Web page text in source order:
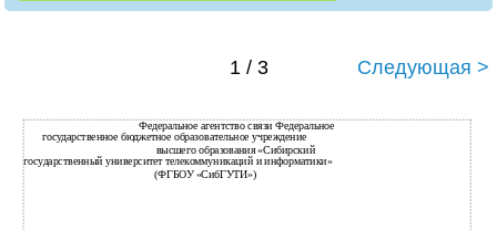
1 / 3 Следующая >
Федеральное агентство связи Федеральное
государственное бюджетное образовательное учреждение
высшего образования «Сибирский
государственный университет телекоммуникаций и информатики»
(ФГБОУ «СибГУТИ»)